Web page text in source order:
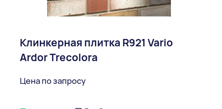
Клинкерная плитка R921 Vario
Ardor Trecolora
Цена по запросу